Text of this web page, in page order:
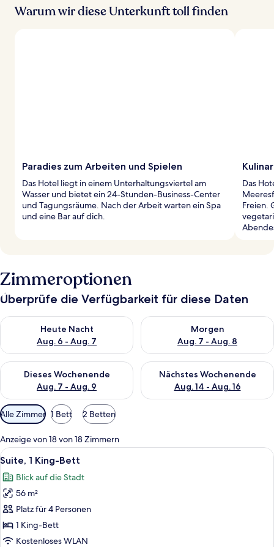
Warum wir diese Unterkunft toll finden
Paradies zum Arbeiten und Spielen
Das Hotel liegt in einem Unterhaltungsviertel am
Wasser und bietet ein 24-Stunden-Business-Center
und Tagungsräume. Nach der Arbeit warten ein Spa
und eine Bar auf dich.
Das
Freien.
Zimmeroptionen
Überprüfe die Verfügbarkeit für diese Daten
Heute Nacht
Aug. 6 - Aug. 7
Überprüfe die Verfügbarkeit für heute Nacht, Aug. 6 - Aug. 7.
Morgen
Aug. 7 - Aug. 8
Überprüfe die Verfügbarkeit
Dieses Wochenende
Aug. 7 - Aug. 9
Überprüfe die Verfügbarkeit für dieses Wochenende, Aug. 7
Nächstes Wochenende
Aug. 14 - Aug. 16
Überprüfe die Verfügbarkeit
Verfügbare
Filter
für
Zimmer
Alle Zimmer 1 Bett 2 Betten
Anzeige von 18 von 18 Zimmern
Alle
Fotos
für
Suite,
1 King-
Bett
anzeigen
Ein geräumiger Wohnbereich mit
11
Suite, 1 King-Bett
Blick auf die Stadt
56 m²
Platz für 4 Personen
1 King-Bett
Kostenloses WLAN